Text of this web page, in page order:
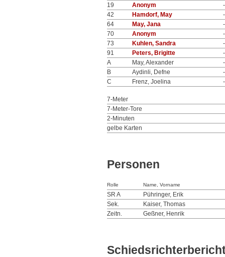
19
Anonym
-
42
Hamdorf, May
-
64
May, Jana
-
70
Anonym
-
73
Kuhlen, Sandra
-
91
Peters, Brigitte
-
A
May, Alexander
-
B
Aydinli, Defne
-
C
Frenz, Joelina -
7-Meter
7-Meter-Tore
2-Minuten
gelbe Karten
Personen
Rolle Name, Vorname
SR A
Pühringer, Erik
Sek.
Kaiser, Thomas
Zeitn.
Geßner, Henrik